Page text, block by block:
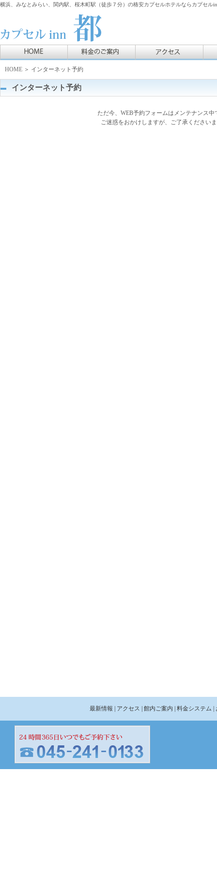
横浜、みなとみらい、関内駅、桜木町駅（徒歩７分）の格安カプセルホテルならカプセル
HOME ＞ インターネット予約
インターネット予約
ただ今、WEB予約フォームはメンテナンス中
ご迷惑をおかけしますが、ご了承ください
最新情報 | アクセス | 館内ご案内 | 料金システム